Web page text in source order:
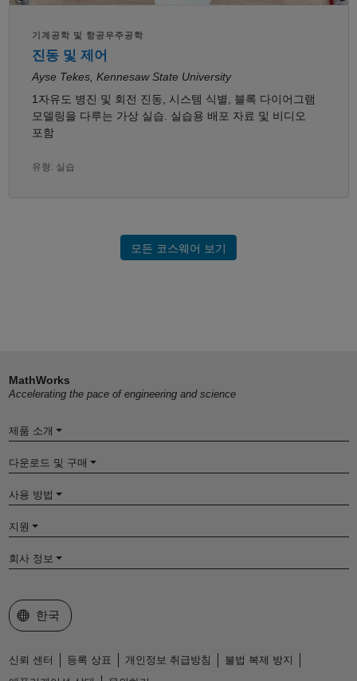
기계공학 및 항공우주공학
진동 및 제어
Ayse Tekes, Kennesaw State University
1자유도 병진 및 회전 진동, 시스템 식별, 블록 다이어그램
모델링을 다루는 가상 실습. 실습용 배포 자료 및 비디오
포함
유형: 실습
모든 코스웨어 보기
MathWorks
Accelerating the pace of engineering and science
제품 소개
다운로드 및 구매
사용 방법
지원
회사 정보
웹사이트 선택
한국
신뢰 센터 등록 상표 개인정보 취급방침
불법 복제 방지